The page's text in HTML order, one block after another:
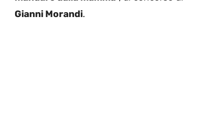
Gianni Morandi.